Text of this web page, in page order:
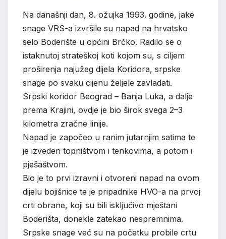
Na današnji dan, 8. ožujka 1993. godine, jake
snage VRS-a izvršile su napad na hrvatsko
selo Boderište u općini Brčko. Radilo se o
istaknutoj strateškoj koti kojom su, s ciljem
proširenja najužeg dijela Koridora, srpske
snage po svaku cijenu željele zavladati.
Srpski koridor Beograd – Banja Luka, a dalje
prema Krajini, ovdje je bio širok svega 2–3
kilometra zračne linije.
Napad je započeo u ranim jutarnjim satima te
je izveden topništvom i tenkovima, a potom i
pješaštvom.
Bio je to prvi izravni i otvoreni napad na ovom
dijelu bojišnice te je pripadnike HVO-a na prvoj
crti obrane, koji su bili isključivo mještani
Boderišta, donekle zatekao nespremnima.
Srpske snage već su na početku probile crtu